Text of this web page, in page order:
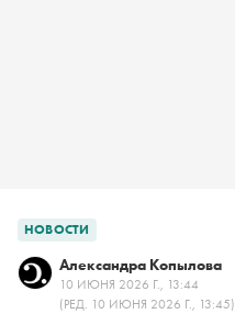
НОВОСТИ
Александра Копылова
10 ИЮНЯ 2026 Г., 13:44
(РЕД. 10 ИЮНЯ 2026 Г., 13:45)